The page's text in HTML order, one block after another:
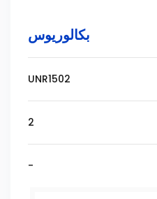
بكالوريوس
UNR1502
2
-